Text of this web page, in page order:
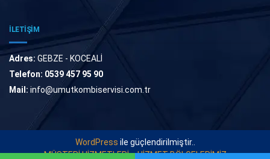
İLETİŞİM
Adres: GEBZE - KOCEALİ
Telefon: 0539 457 95 90
Mail: info@umutkombiservisi.com.tr
WordPress ile güçlendirilmiştir..
MÜŞTERİ HİZMETLERİ
HİZMET BÖLGELERİMİZ